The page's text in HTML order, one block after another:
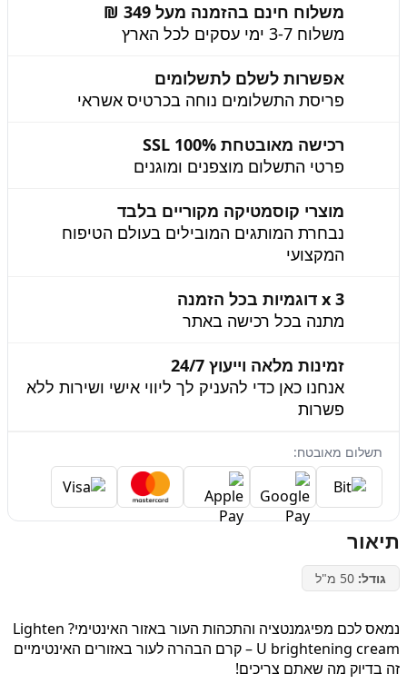
משלוח חינם בהזמנה מעל 349 ₪
משלוח 3-7 ימי עסקים לכל הארץ
אפשרות לשלם לתשלומים
פריסת התשלומים נוחה בכרטיס אשראי
רכישה מאובטחת 100% SSL
פרטי התשלום מוצפנים ומוגנים
מוצרי קוסמטיקה מקוריים בלבד
נבחרת המותגים המובילים בעולם הטיפוח
המקצועי
3 x דוגמיות בכל הזמנה
מתנה בכל רכישה באתר
זמינות מלאה וייעוץ 24/7
אנחנו כאן כדי להעניק לך ליווי אישי ושירות ללא
פשרות
תשלום מאובטח:
תיאור
גודל:
נמאס לכם מפיגמנטציה והתכהות העור באזור האינטימי? Lighten
U brightening cream – קרם הבהרה לעור באזורים האינטימיים
זה בדיוק מה שאתם צריכים!